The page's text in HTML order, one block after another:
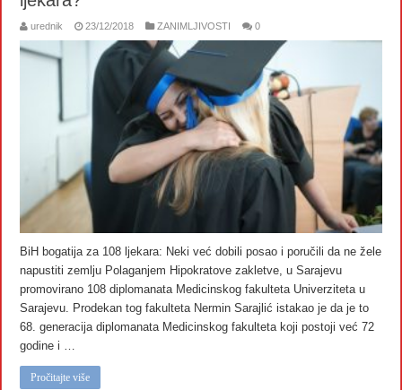
urednik 23/12/2018 ZANIMLJIVOSTI 0
BiH bogatija za 108 ljekara: Neki već dobili posao i poručili da ne žele
napustiti zemlju Polaganjem Hipokratove zakletve, u Sarajevu
promovirano 108 diplomanata Medicinskog fakulteta Univerziteta u
Sarajevu. Prodekan tog fakulteta Nermin Sarajlić istakao je da je to
68. generacija diplomanata Medicinskog fakulteta koji postoji već 72
godine i …
Pročitajte više